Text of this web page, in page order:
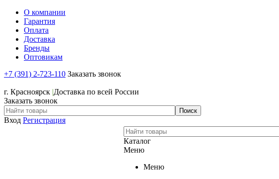
О компании
Гарантия
Оплата
Доставка
Бренды
Оптовикам
+7 (391) 2-723-110 Заказать звонок
г. Красноярск |Доставка по всей России
Заказать звонок
Вход Регистрация
Каталог
Меню
Меню